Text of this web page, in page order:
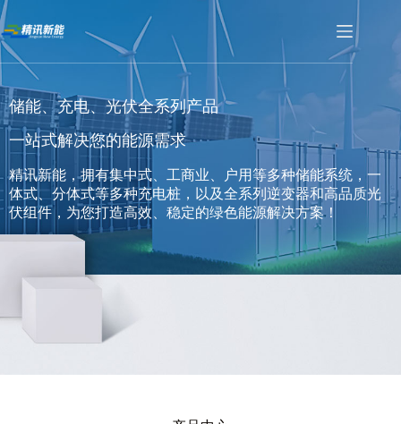
储能、充电、光伏全系列产品
一站式解决您的能源需求
精讯新能，拥有集中式、工商业、户用等多种储能系统，一
体式、分体式等多种充电桩，以及全系列逆变器和高品质光
伏组件，为您打造高效、稳定的绿色能源解决方案！